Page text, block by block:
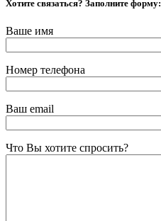
Хотите связаться? Заполните форму:
Ваше имя
Номер телефона
Ваш email
Что Вы хотите спросить?